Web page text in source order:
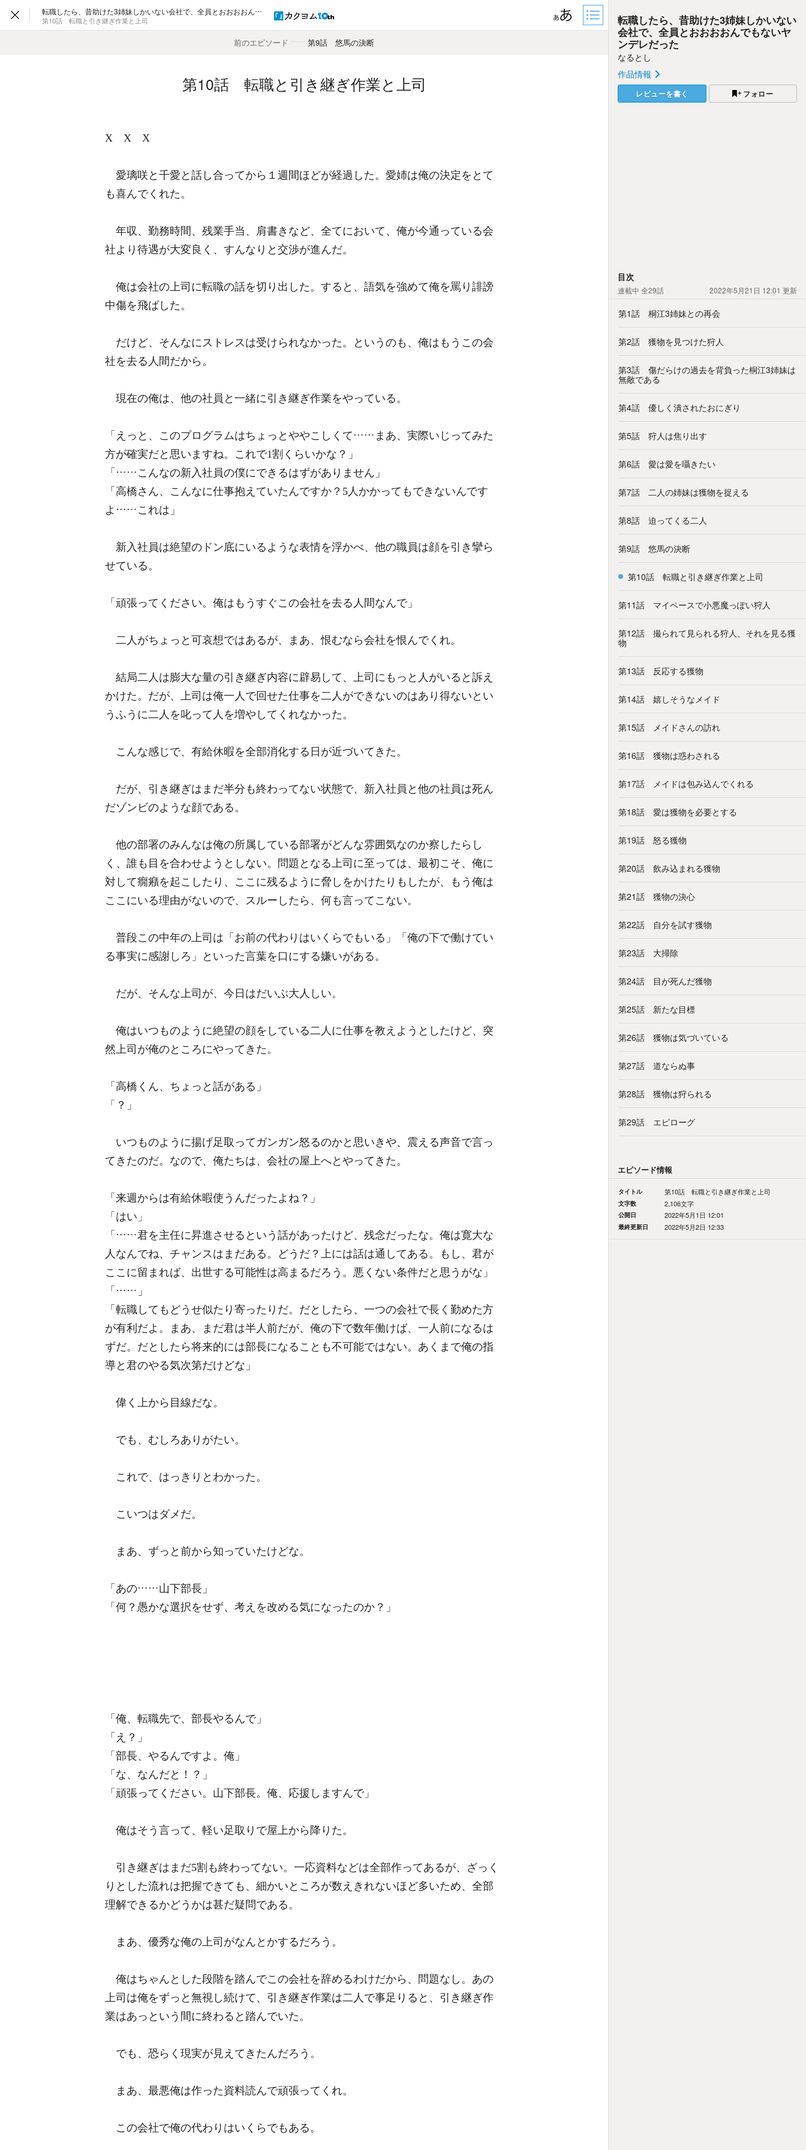
転職したら、昔助けた3姉妹しかいない会社で、全員とおおおおんでもないヤンデレだった
第10話 転職と引き継ぎ作業と上司
前のエピソード
―― 第9話 悠馬の決断
第10話 転職と引き継ぎ作業と上司
X X X
愛璃咲と千愛と話し合ってから１週間ほどが経過した。愛姉は俺の決定をとて
も喜んでくれた。
年収、勤務時間、残業手当、肩書きなど、全てにおいて、俺が今通っている会
社より待遇が大変良く、すんなりと交渉が進んだ。
俺は会社の上司に転職の話を切り出した。すると、語気を強めて俺を罵り誹謗
中傷を飛ばした。
だけど、そんなにストレスは受けられなかった。というのも、俺はもうこの会
社を去る人間だから。
現在の俺は、他の社員と一緒に引き継ぎ作業をやっている。
「えっと、このプログラムはちょっとややこしくて……まあ、実際いじってみた
方が確実だと思いますね。これで1割くらいかな？」
「……こんなの新入社員の僕にできるはずがありません」
「高橋さん、こんなに仕事抱えていたんですか？5人かかってもできないんです
よ……これは」
新入社員は絶望のドン底にいるような表情を浮かべ、他の職員は顔を引き攣ら
せている。
「頑張ってください。俺はもうすぐこの会社を去る人間なんで」
二人がちょっと可哀想ではあるが、まあ、恨むなら会社を恨んでくれ。
結局二人は膨大な量の引き継ぎ内容に辟易して、上司にもっと人がいると訴え
かけた。だが、上司は俺一人で回せた仕事を二人ができないのはあり得ないとい
うふうに二人を叱って人を増やしてくれなかった。
こんな感じで、有給休暇を全部消化する日が近づいてきた。
だが、引き継ぎはまだ半分も終わってない状態で、新入社員と他の社員は死ん
だゾンビのような顔である。
他の部署のみんなは俺の所属している部署がどんな雰囲気なのか察したらし
く、誰も目を合わせようとしない。問題となる上司に至っては、最初こそ、俺に
対して癇癪を起こしたり、ここに残るように脅しをかけたりもしたが、もう俺は
ここにいる理由がないので、スルーしたら、何も言ってこない。
普段この中年の上司は「お前の代わりはいくらでもいる」「俺の下で働けてい
る事実に感謝しろ」といった言葉を口にする嫌いがある。
だが、そんな上司が、今日はだいぶ大人しい。
俺はいつものように絶望の顔をしている二人に仕事を教えようとしたけど、突
然上司が俺のところにやってきた。
「高橋くん、ちょっと話がある」
「？」
いつものように揚げ足取ってガンガン怒るのかと思いきや、震える声音で言っ
てきたのだ。なので、俺たちは、会社の屋上へとやってきた。
「来週からは有給休暇使うんだったよね？」
「はい」
「……君を主任に昇進させるという話があったけど、残念だったな。俺は寛大な
人なんでね、チャンスはまだある。どうだ？上には話は通してある。もし、君が
ここに留まれば、出世する可能性は高まるだろう。悪くない条件だと思うがな」
「……」
「転職してもどうせ似たり寄ったりだ。だとしたら、一つの会社で長く勤めた方
が有利だよ。まあ、まだ君は半人前だが、俺の下で数年働けば、一人前になるは
ずだ。だとしたら将来的には部長になることも不可能ではない。あくまで俺の指
導と君のやる気次第だけどな」
偉く上から目線だな。
でも、むしろありがたい。
これで、はっきりとわかった。
こいつはダメだ。
まあ、ずっと前から知っていたけどな。
「あの……山下部長」
「何？愚かな選択をせず、考えを改める気になったのか？」
「俺、転職先で、部長やるんで」
「え？」
「部長、やるんですよ。俺」
「な、なんだと！？」
「頑張ってください。山下部長。俺、応援しますんで」
俺はそう言って、軽い足取りで屋上から降りた。
引き継ぎはまだ5割も終わってない。一応資料などは全部作ってあるが、ざっく
りとした流れは把握できても、細かいところが数えきれないほど多いため、全部
理解できるかどうかは甚だ疑問である。
まあ、優秀な俺の上司がなんとかするだろう。
俺はちゃんとした段階を踏んでこの会社を辞めるわけだから、問題なし。あの
上司は俺をずっと無視し続けて、引き継ぎ作業は二人で事足りると、引き継ぎ作
業はあっという間に終わると踏んでいた。
でも、恐らく現実が見えてきたんだろう。
まあ、最悪俺は作った資料読んで頑張ってくれ。
この会社で俺の代わりはいくらでもある。
転職したら、昔助けた3姉妹しかいない
会社で、全員とおおおおんでもないヤ
ンデレだった
なるとし
作品情報
レビューを書く フォロー
目次
連載中 全29話 2022年5月21日 12:01 更新
第1話 桐江3姉妹との再会
第2話 獲物を見つけた狩人
第3話 傷だらけの過去を背負った桐江3姉妹は
無敵である
第4話 優しく潰されたおにぎり
第5話 狩人は焦り出す
第6話 愛は愛を囁きたい
第7話 二人の姉妹は獲物を捉える
第8話 迫ってくる二人
第9話 悠馬の決断
第10話 転職と引き継ぎ作業と上司
第11話 マイペースで小悪魔っぽい狩人
第12話 撮られて見られる狩人、それを見る獲
物
第13話 反応する獲物
第14話 嬉しそうなメイド
第15話 メイドさんの訪れ
第16話 獲物は惑わされる
第17話 メイドは包み込んでくれる
第18話 愛は獲物を必要とする
第19話 怒る獲物
第20話 飲み込まれる獲物
第21話 獲物の決心
第22話 自分を試す獲物
第23話 大掃除
第24話 目が死んだ獲物
第25話 新たな目標
第26話 獲物は気づいている
第27話 道ならぬ事
第28話 獲物は狩られる
第29話 エピローグ
エピソード情報
タイトル 第10話 転職と引き継ぎ作業と上司
文字数 2,106文字
公開日 2022年5月1日 12:01
最終更新日 2022年5月2日 12:33